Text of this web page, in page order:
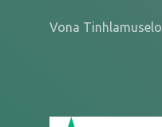
Vona Tinhlamuselo